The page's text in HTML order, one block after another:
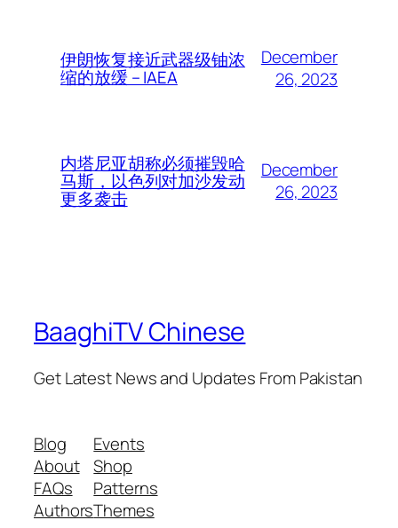
伊朗恢复接近武器级铀浓
缩的放缓 – IAEA
December
26, 2023
内塔尼亚胡称必须摧毁哈
马斯，以色列对加沙发动
更多袭击
December
26, 2023
BaaghiTV Chinese
Get Latest News and Updates From Pakistan
Blog
About
FAQs
Authors
Events
Shop
Patterns
Themes